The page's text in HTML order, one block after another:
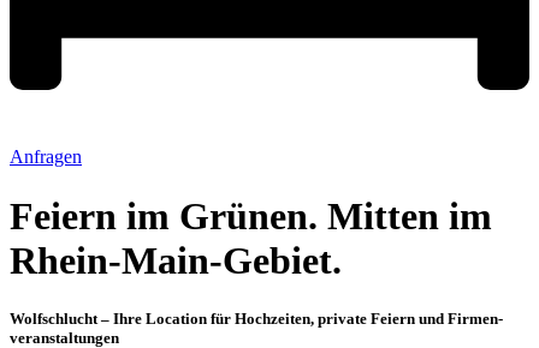
Anfragen
Feiern im Grünen. Mitten im
Rhein-Main-Gebiet.
Wolfschlucht – Ihre Location für Hochzeiten, private Feiern und Firmen­
veranstaltungen